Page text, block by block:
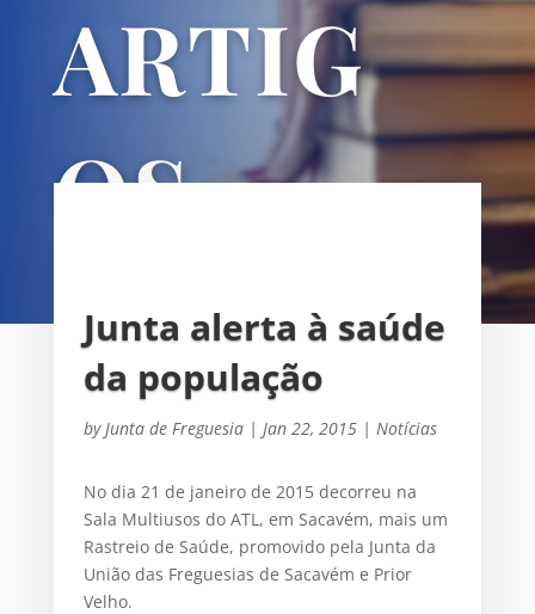
ARTIG
OS
Junta alerta à saúde
da população
by Junta de Freguesia| Jan 22, 2015| Notícias
No dia 21 de janeiro de 2015 decorreu na
Sala Multiusos do ATL, em Sacavém, mais um
Rastreio de Saúde, promovido pela Junta da
União das Freguesias de Sacavém e Prior
Velho.